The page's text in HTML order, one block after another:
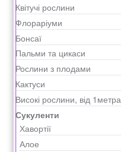
Квітучі рослини
Флораріуми
Бонсаї
Пальми та цикаси
Рослини з плодами
Кактуси
Високі рослини, від 1метра
Сукуленти
Хавортії
Алое